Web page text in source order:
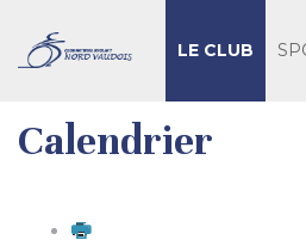
LE CLUB
Calendrier